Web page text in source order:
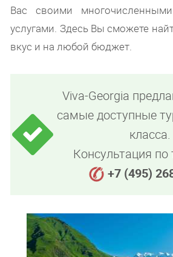
Вас своими
услугами. Здесь Вы сможете
вкус и на любой бюджет.
Viva-Georgia
самые доступные
класса.
Консультация по
+7 (495)